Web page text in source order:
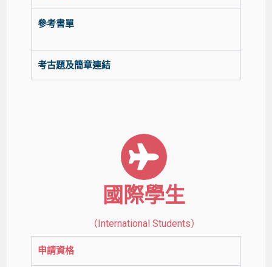
參考書單
考古題及簡章連結
國際學生
（International Students）
申請資格